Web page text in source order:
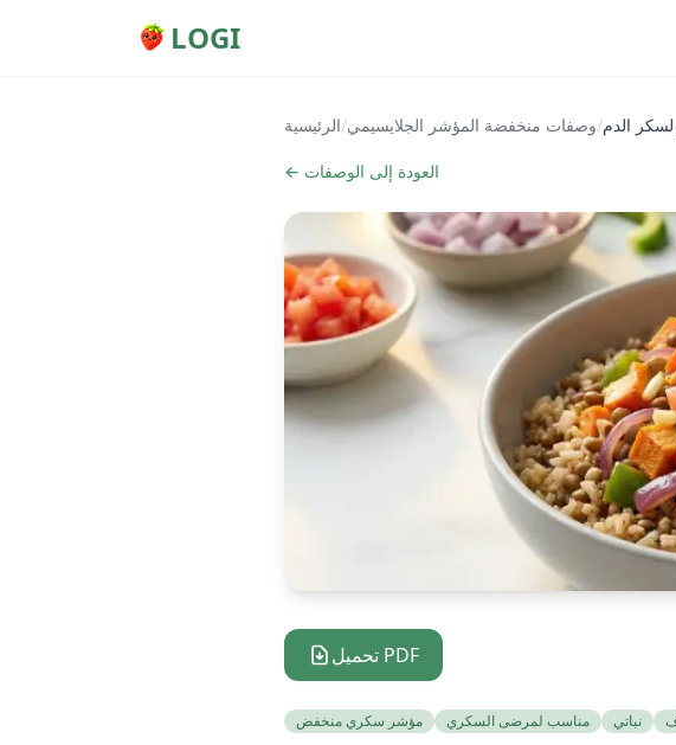
LOGI
الرئيسية/وصفات منخفضة المؤشر الجلايسيمي/الدم
← العودة إلى الوصفات
تحميل PDF
مؤشر سكري منخفض مناسب لمرضى السكري نباتي